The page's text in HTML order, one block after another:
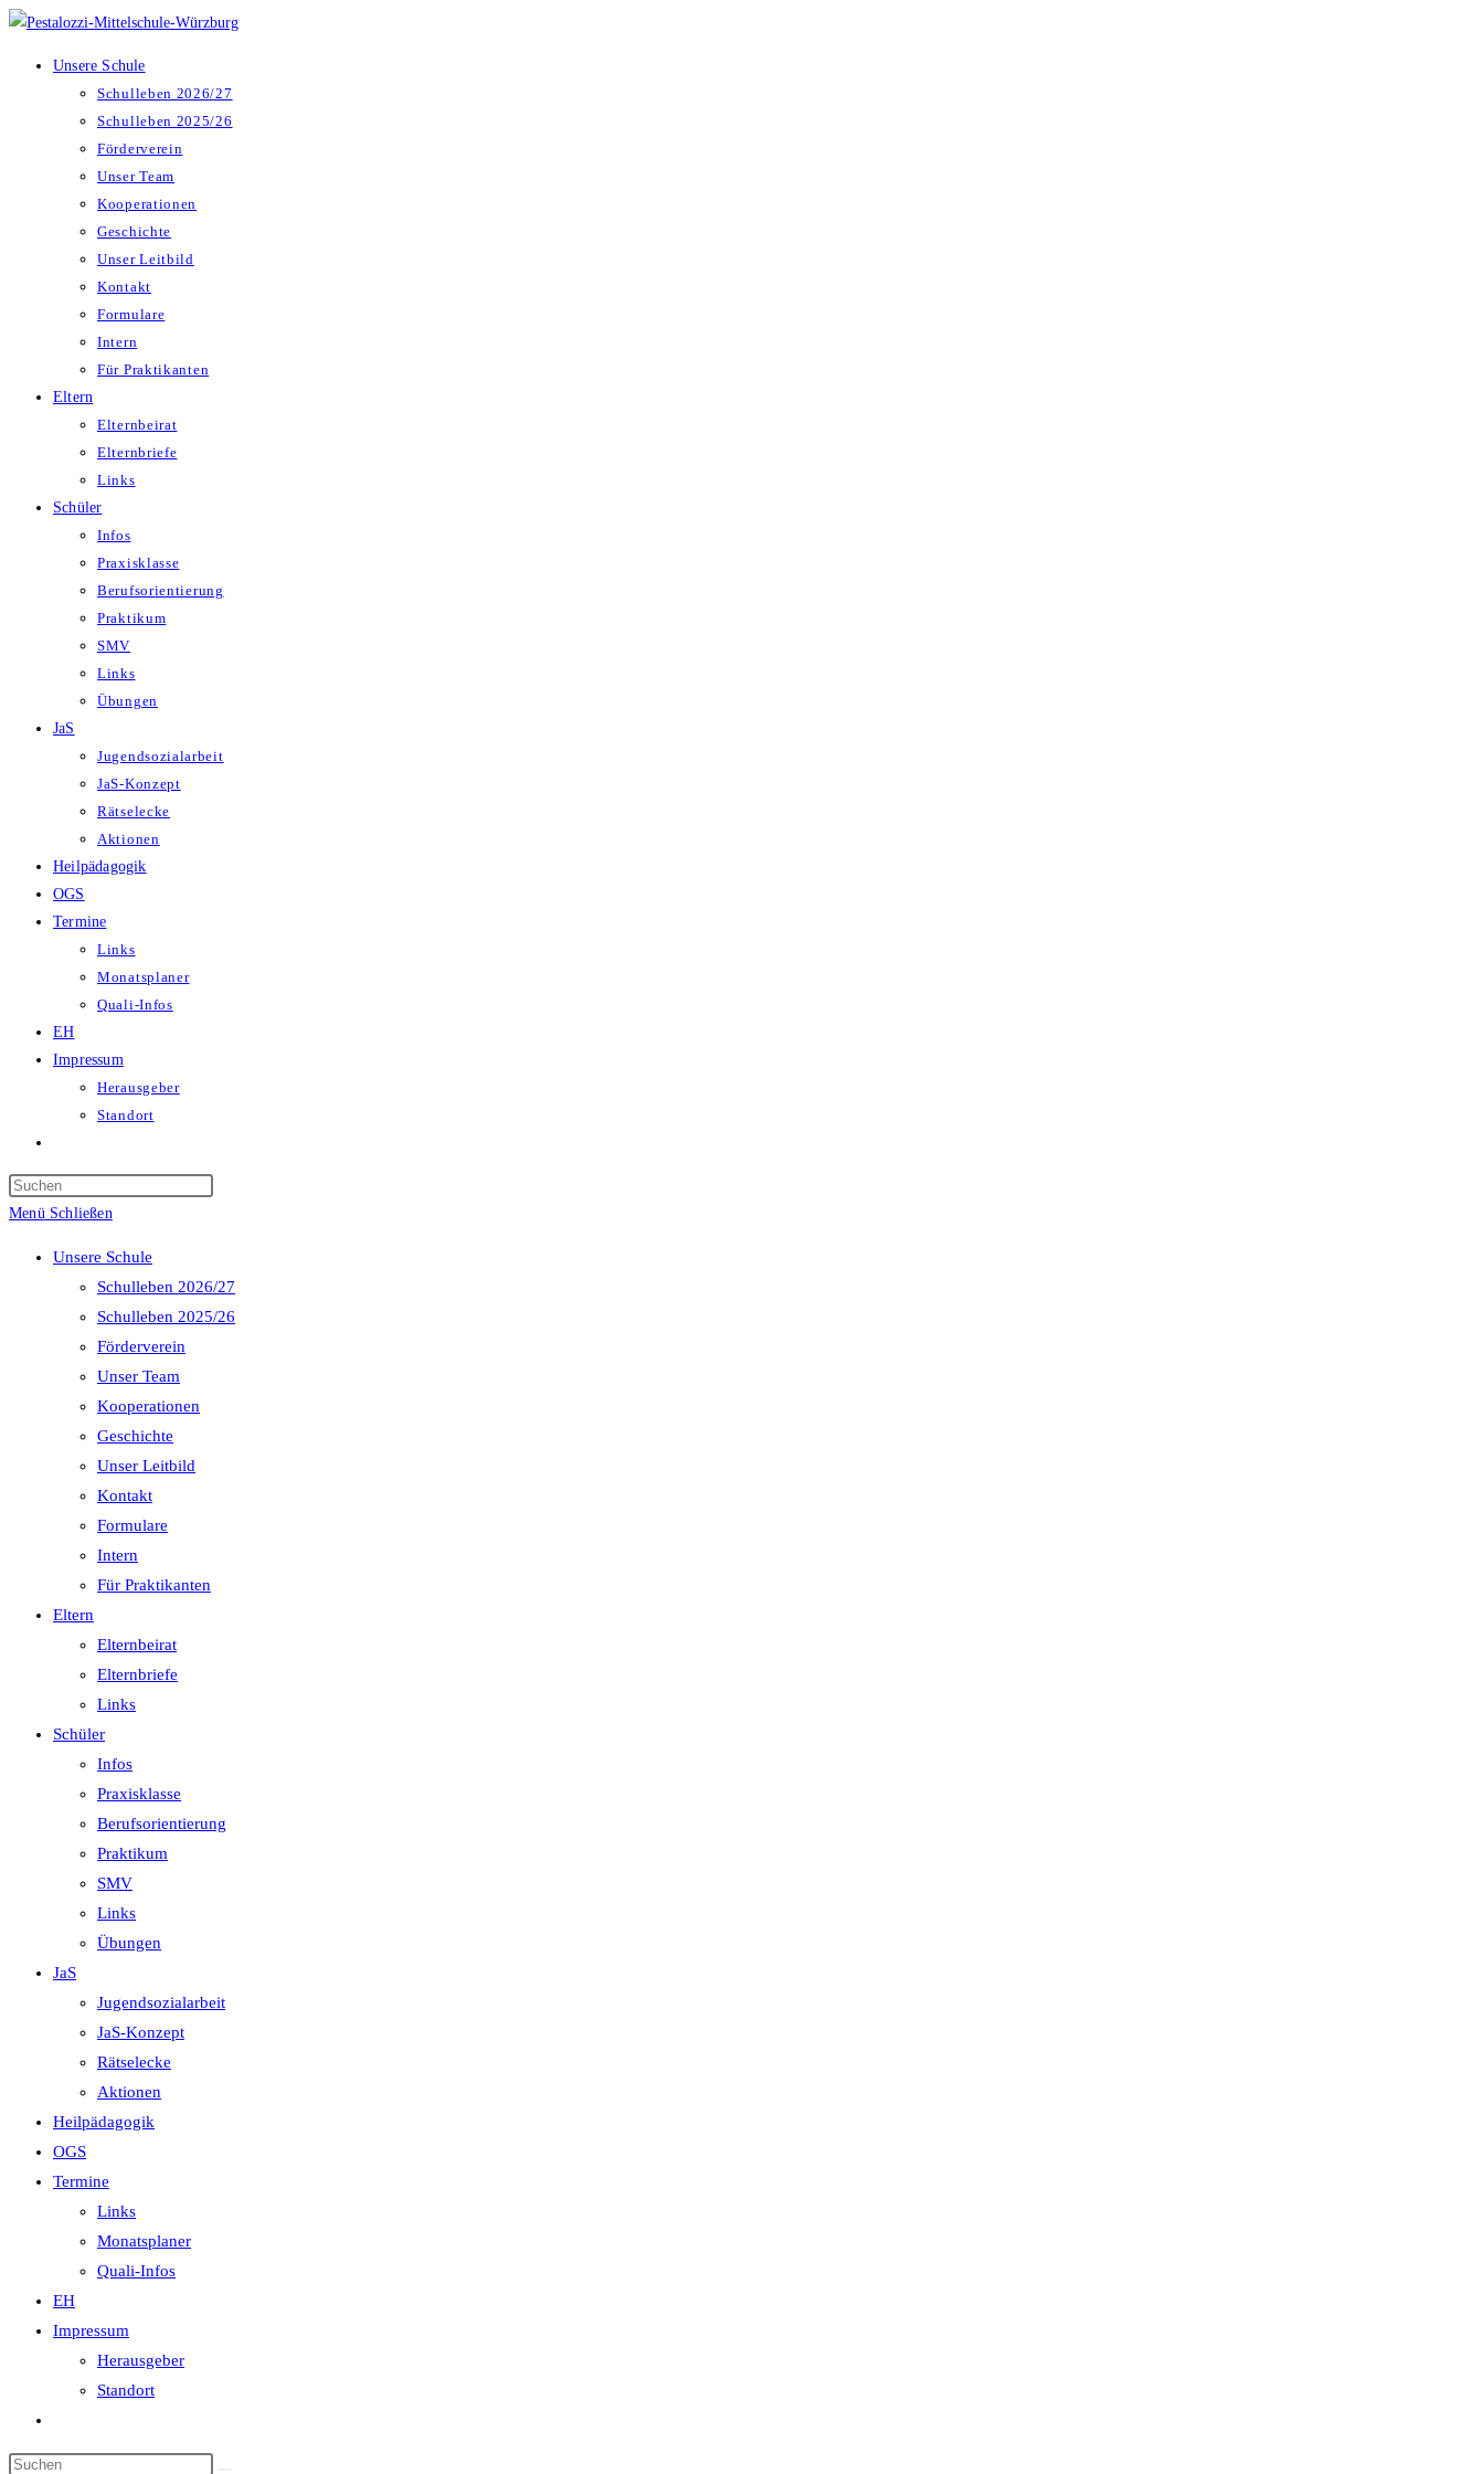
Zum
springen
Unsere Schule
Schulleben 2026/27
Schulleben 2025/26
Förderverein
Unser Team
Kooperationen
Geschichte
Unser Leitbild
Kontakt
Formulare
Intern
Für Praktikanten
Eltern
Elternbeirat
Elternbriefe
Links
Schüler
Infos
Praxisklasse
Berufsorientierung
Praktikum
SMV
Links
Übungen
JaS
Jugendsozialarbeit
JaS-Konzept
Rätselecke
Aktionen
Heilpädagogik
OGS
Termine
Links
Monatsplaner
Quali-Infos
EH
Impressum
Herausgeber
Standort
umschalten
the
search
Menü Schließen
Unsere Schule
Schulleben 2026/27
Schulleben 2025/26
Förderverein
Unser Team
Kooperationen
Geschichte
Unser Leitbild
Kontakt
Formulare
Intern
Für Praktikanten
Eltern
Elternbeirat
Elternbriefe
Links
Schüler
Infos
Praxisklasse
Berufsorientierung
Praktikum
SMV
Links
Übungen
JaS
Jugendsozialarbeit
JaS-Konzept
Rätselecke
Aktionen
Heilpädagogik
OGS
Termine
Links
Monatsplaner
Quali-Infos
EH
Impressum
Herausgeber
Standort
Diese